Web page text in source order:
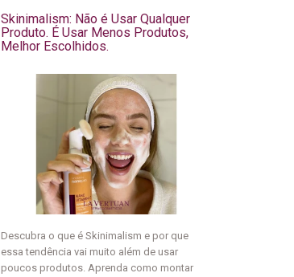
Skinimalism: Não é Usar Qualquer
Produto. É Usar Menos Produtos,
Melhor Escolhidos.
Descubra o que é Skinimalism e por que
essa tendência vai muito além de usar
poucos produtos. Aprenda como montar